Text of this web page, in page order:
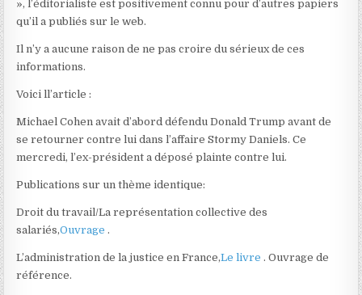
», l’éditorialiste est positivement connu pour d’autres papiers
qu’il a publiés sur le web.
Il n’y a aucune raison de ne pas croire du sérieux de ces
informations.
Voici ll’article :
Michael Cohen avait d’abord défendu Donald Trump avant de
se retourner contre lui dans l’affaire Stormy Daniels. Ce
mercredi, l’ex-président a déposé plainte contre lui.
Publications sur un thème identique:
Droit du travail/La représentation collective des
salariés,Ouvrage .
L’administration de la justice en France,Le livre . Ouvrage de
référence.